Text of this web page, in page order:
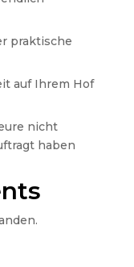
praktische
auf Ihrem Hof
nicht
haben